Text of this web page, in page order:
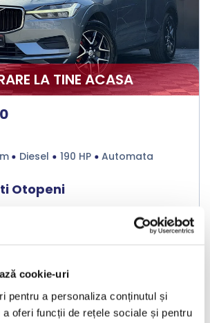
cookie-uri
pentru a personaliza conținutul și
a oferi funcții de rețele sociale și pentru
LA TINE ACASA
Diesel 190 HP Automata
Otopeni